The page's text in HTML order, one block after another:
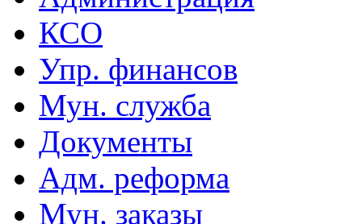
КСО
Упр. финансов
Мун. служба
Документы
Адм. реформа
Мун. заказы